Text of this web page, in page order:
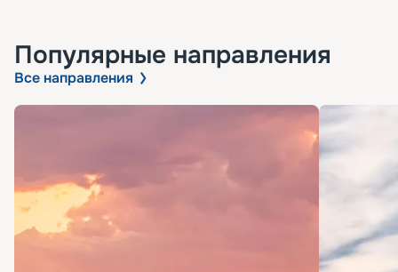
Популярные направления
Все направления